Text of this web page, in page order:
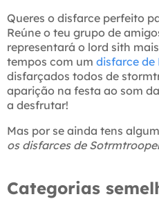
Queres o disfarce perfeito
Reúne o teu grupo de
representará o lord sith
tempos com um disfarce de
disfarçados todos de
aparição na festa ao som
a desfrutar!
Mas por se ainda tens
os disfarces de
Categorias